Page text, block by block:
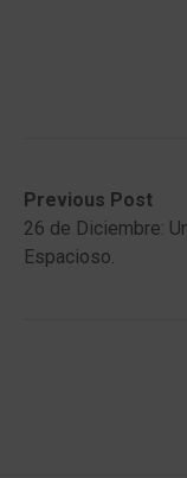
Post
navigation
Previous Post
Previous
post:26 de Diciembre:
Espacioso.
Next
post: